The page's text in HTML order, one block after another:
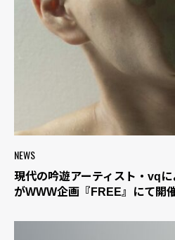
NEWS
現代の吟遊アーティスト・vq
がWWW企画『FREE』にて開